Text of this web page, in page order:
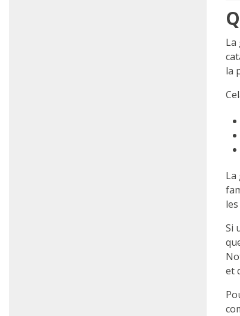
La
la
La
Si
et